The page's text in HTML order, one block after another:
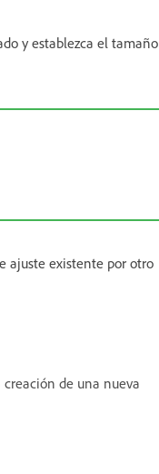
y establezca el tamaño
ajuste existente por otro
de una nueva